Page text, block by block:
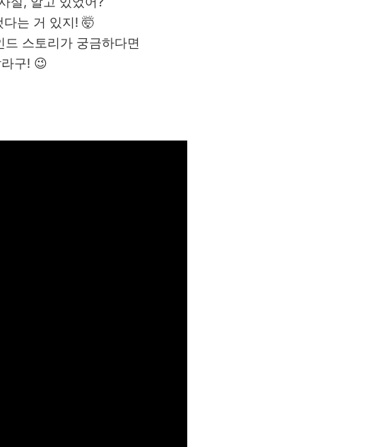
는 거 있지! 🤯
스토리가 궁금하다면
구! 😉